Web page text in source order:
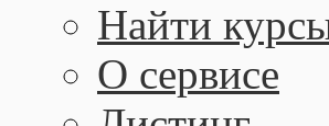
Найти
О сервисе